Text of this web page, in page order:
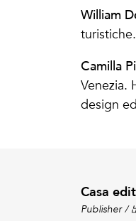
Dello
William
turistiche.
Camilla
Venezia.
design
Casa
Publisher /